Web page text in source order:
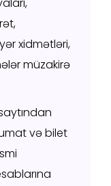
xidmətləri,
müzakirə
və bilet